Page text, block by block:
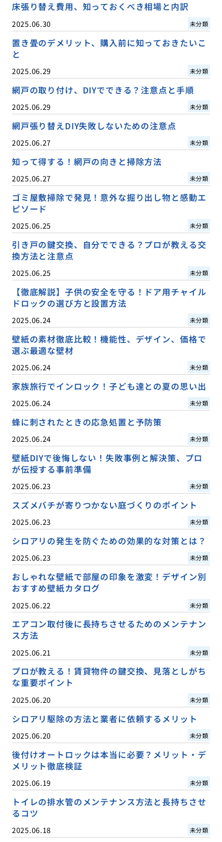
床張り替え費用、知っておくべき相場と内訳
2025.06.30 未分類
置き畳のデメリット、購入前に知っておきたいこ
と
2025.06.29 未分類
網戸の取り付け、DIYでできる？注意点と手順
2025.06.29 未分類
網戸張り替えDIY失敗しないための注意点
2025.06.27 未分類
知って得する！網戸の向きと掃除方法
2025.06.27 未分類
ゴミ屋敷掃除で発見！意外な掘り出し物と感動エ
ピソード
2025.06.25 未分類
引き戸の鍵交換、自分でできる？プロが教える交
換方法と注意点
2025.06.25 未分類
【徹底解説】子供の安全を守る！ドア用チャイル
ドロックの選び方と設置方法
2025.06.24 未分類
壁紙の素材徹底比較！機能性、デザイン、価格で
選ぶ最適な壁材
2025.06.24 未分類
家族旅行でインロック！子ども達との夏の思い出
2025.06.24 未分類
蜂に刺されたときの応急処置と予防策
2025.06.24 未分類
壁紙DIYで後悔しない！失敗事例と解決策、プロ
が伝授する事前準備
2025.06.23 未分類
スズメバチが寄りつかない庭づくりのポイント
2025.06.23 未分類
シロアリの発生を防ぐための効果的な対策とは？
2025.06.23 未分類
おしゃれな壁紙で部屋の印象を激変！デザイン別
おすすめ壁紙カタログ
2025.06.22 未分類
エアコン取付後に長持ちさせるためのメンテナン
ス方法
2025.06.21 未分類
プロが教える！賃貸物件の鍵交換、見落としがち
な重要ポイント
2025.06.20 未分類
シロアリ駆除の方法と業者に依頼するメリット
2025.06.20 未分類
後付けオートロックは本当に必要？メリット・デ
メリット徹底検証
2025.06.19 未分類
トイレの排水管のメンテナンス方法と長持ちさせ
るコツ
2025.06.18 未分類